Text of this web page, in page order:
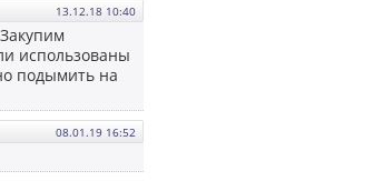
13.12.18 10:40
использованы
подымить на
08.01.19 16:52